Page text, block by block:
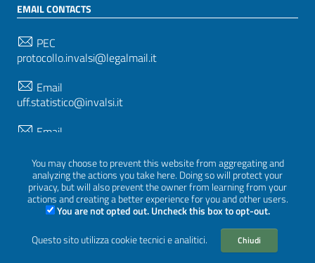
You may choose to prevent this website from aggregating and
analyzing the actions you take here. Doing so will protect your
privacy, but will also prevent the owner from learning from your
actions and creating a better experience for you and other users.
You are not opted out. Uncheck this box to opt-out.
Questo sito utilizza cookie tecnici e analitici.
Chiudi
EMAIL CONTACTS
PEC
protocollo.invalsi@legalmail.it
Email
uff.statistico@invalsi.it
Email
FOLLOW US ON